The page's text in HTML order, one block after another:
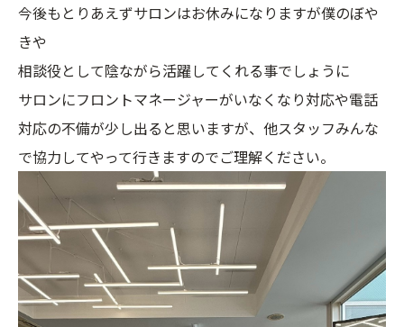
今後もとりあえずサロンはお休みになりますが僕のぼや
きや
相談役として陰ながら活躍してくれる事でしょうに
サロンにフロントマネージャーがいなくなり対応や電話
対応の不備が少し出ると思いますが、他スタッフみんな
で協力してやって行きますのでご理解ください。